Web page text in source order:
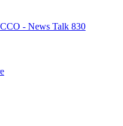
- News Talk 830